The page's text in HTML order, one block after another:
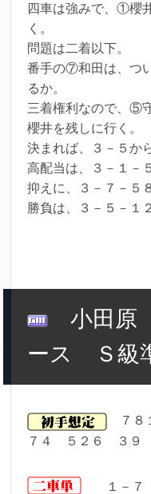
四車は強みで、①櫻
く。
問題は二着以下。
番手の⑦和田は、つ
るか。
三着権利なので、⑤
櫻井を残しに行く。
決まれば、３－５か
高配当は、３－１－
抑えに、３－７－５
勝負は、３－５－１
小田原
ース Ｓ級
７８
７４ ５２６ ３９
１－７